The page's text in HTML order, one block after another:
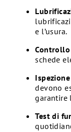
e l’usura.
schede
devono
garantire
Test di